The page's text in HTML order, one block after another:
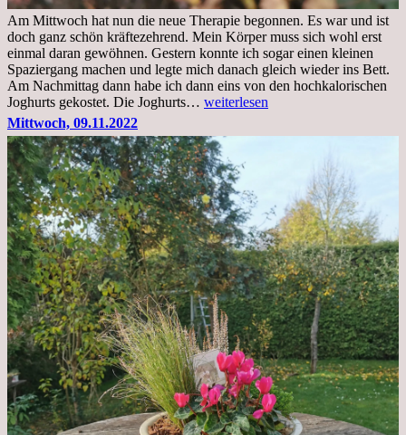
Am Mittwoch hat nun die neue Therapie begonnen. Es war und ist
doch ganz schön kräftezehrend. Mein Körper muss sich wohl erst
einmal daran gewöhnen. Gestern konnte ich sogar einen kleinen
Spaziergang machen und legte mich danach gleich wieder ins Bett.
Am Nachmittag dann habe ich dann eins von den hochkalorischen
Joghurts gekostet. Die Joghurts… Freitag,
Therapie
Beginn
gut
überstanden
weiterlesen
Mittwoch, 09.11.2022